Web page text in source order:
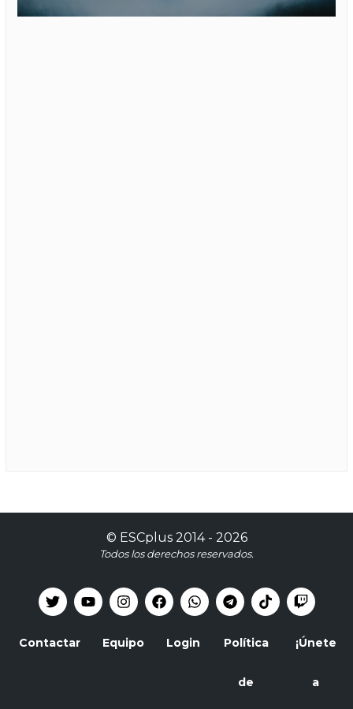
© ESCplus2014 - 2026
Todos los derechos reservados.
Contactar Equipo Login Política
de
¡Únete
a